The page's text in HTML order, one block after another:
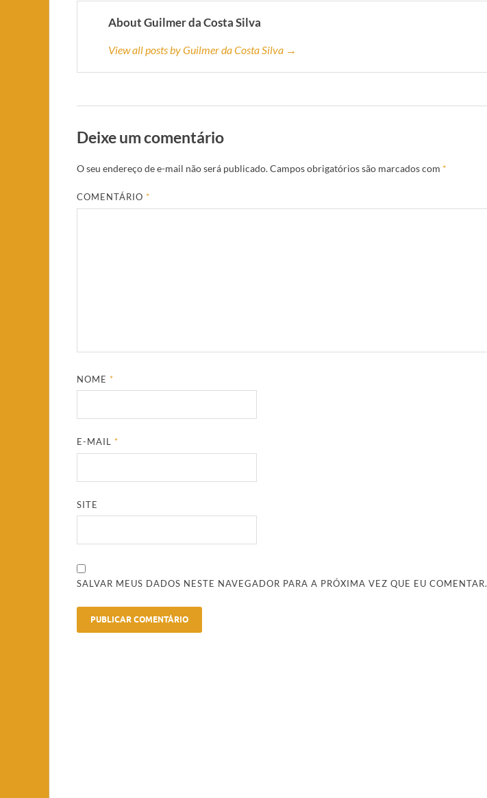
About Guilmer da Costa Silva
View all posts by Guilmer da Costa Silva →
Deixe um comentário
O seu endereço de e-mail não será publicado.Campos obrigatórios são marcados com *
COMENTÁRIO*
NOME*
E-MAIL*
SITE
SALVAR MEUS DADOS NESTE NAVEGADOR PARA A PRÓXIMA VEZ QUE EU COMENTAR.